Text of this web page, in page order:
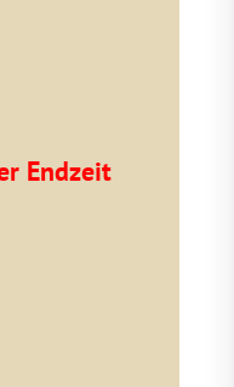
Endzeit